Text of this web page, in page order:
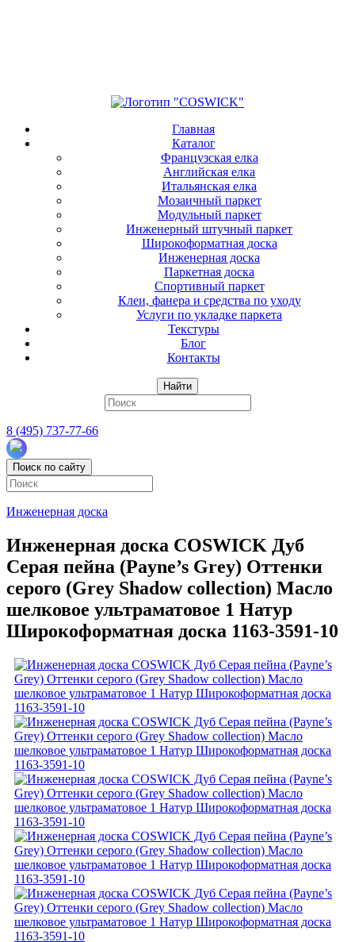
Главная
Каталог
Французская елка
Английская елка
Итальянская елка
Мозаичный паркет
Модульный паркет
Инженерный штучный паркет
Широкоформатная доска
Инженерная доска
Паркетная доска
Спортивный паркет
Клеи, фанера и средства по уходу
Услуги по укладке паркета
Текстуры
Блог
Контакты
Найти
8 (495) 737-77-66
Поиск по сайту
Инженерная доска
Инженерная доска COSWICK Дуб
Серая пейна (Payne’s Grey) Оттенки
серого (Grеy Shadow collection) Масло
шелковое ультраматовое 1 Натур
Широкоформатная доска 1163-3591-10